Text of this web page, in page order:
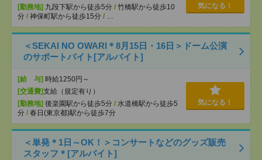
[勤務地] 九段下駅から徒歩5分 / 竹橋駅から徒歩10
分 / 神保町駅から徒歩15分 / …
気になる！
＜SEKAI NO OWARI＊8月15日・16日＞ドーム公演
のサポートバイト[アルバイト]
[給 与] 時給1250円～
[交通費]支給（規定有り）
[勤務地] 後楽園駅から徒歩5分 / 水道橋駅から徒歩5
分 / 春日(東京都)駅から徒歩7分
気になる！
＜単発＊1日～OK！＞コンサートなどのグッズ販売
スタッフ＊[アルバイト]